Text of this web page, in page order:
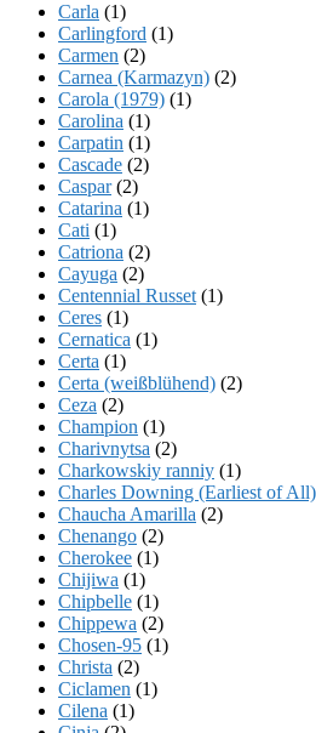
Carla (1)
Carlingford (1)
Carmen (2)
Carnea (Karmazyn) (2)
Carola (1979) (1)
Carolina (1)
Carpatin (1)
Cascade (2)
Caspar(2)
Catarina (1)
Cati (1)
Catriona (2)
Cayuga (2)
Centennial Russet (1)
Ceres (1)
Cernatica (1)
Certa (1)
Certa (weißblühend) (2)
Ceza (2)
Champion (1)
Charivnytsa (2)
Charkowskiy ranniy (1)
Charles Downing (Earliest of All)
Chaucha Amarilla (2)
Chenango (2)
Cherokee (1)
Chijiwa (1)
Chipbelle (1)
Chippewa (2)
Chosen-95 (1)
Christa (2)
Ciclamen (1)
Cilena (1)